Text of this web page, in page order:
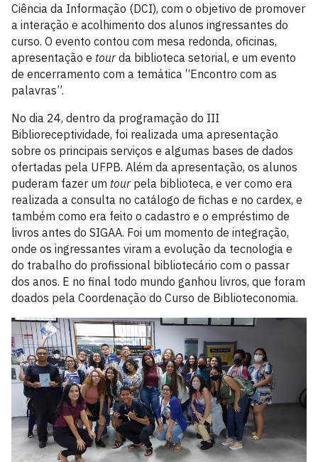
Ciência da Informação (DCI), com o objetivo de promover
a interação e acolhimento dos alunos ingressantes do
curso. O evento contou com mesa redonda, oficinas,
apresentação e tour da biblioteca setorial, e um evento
de encerramento com a temática “Encontro com as
palavras”.
No dia 24, dentro da programação do III
Biblioreceptividade, foi realizada uma apresentação
sobre os principais serviços e algumas bases de dados
ofertadas pela UFPB. Além da apresentação, os alunos
puderam fazer um tour pela biblioteca, e ver como era
realizada a consulta no catálogo de fichas e no cardex, e
também como era feito o cadastro e o empréstimo de
livros antes do SIGAA. Foi um momento de integração,
onde os ingressantes viram a evolução da tecnologia e
do trabalho do profissional bibliotecário com o passar
dos anos. E no final todo mundo ganhou livros, que foram
doados pela Coordenação do Curso de Biblioteconomia.